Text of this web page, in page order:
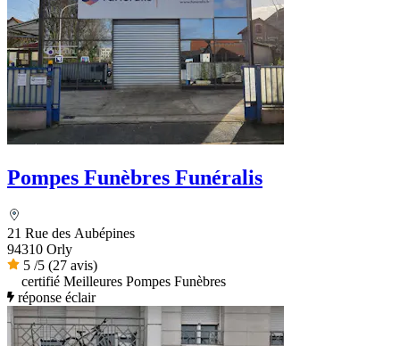
Pompes Funèbres Funéralis
21 Rue des Aubépines
94310 Orly
5 /5 (27 avis)
certifié Meilleures Pompes Funèbres
réponse éclair